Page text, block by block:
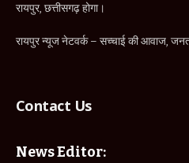
रायपुर, छत्तीसगढ़ होगा।
रायपुर न्यूज नेटवर्क – सच्चाई की आवाज,
Contact Us
News Editor: